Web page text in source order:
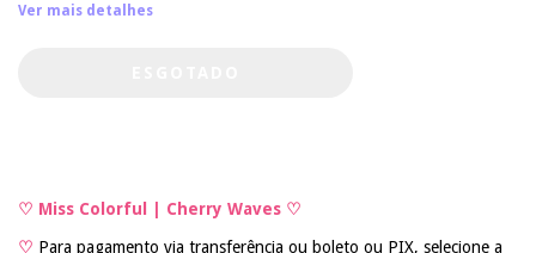
Ver mais detalhes
♡ Miss Colorful | Cherry Waves ♡
♡ Para pagamento via transferência ou boleto ou PIX, selecione a